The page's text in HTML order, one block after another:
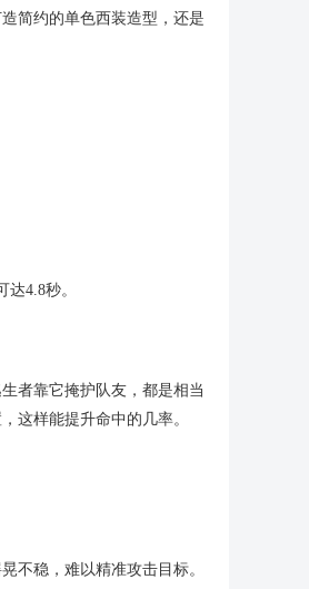
简约的单色西装造型，还是
4.8秒。
者靠它掩护队友，都是相当
这样能提升命中的几率。
不稳，难以精准攻击目标。